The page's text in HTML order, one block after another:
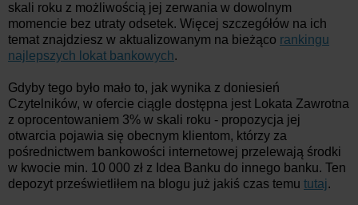
skali roku z możliwością jej zerwania w dowolnym
momencie bez utraty odsetek. Więcej szczegółów na ich
temat znajdziesz w aktualizowanym na bieżąco rankingu
najlepszych lokat bankowych.
Gdyby tego było mało to, jak wynika z doniesień
Czytelników, w ofercie ciągle dostępna jest Lokata Zawrotna
z oprocentowaniem 3% w skali roku - propozycja jej
otwarcia pojawia się obecnym klientom, którzy za
pośrednictwem bankowości internetowej przelewają środki
w kwocie min. 10 000 zł z Idea Banku do innego banku. Ten
depozyt prześwietliłem na blogu już jakiś czas temu tutaj.